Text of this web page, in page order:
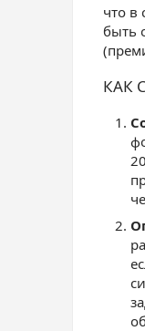
что в
быть
КАК